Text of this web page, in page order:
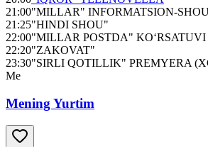
21:00"MILLAR" INFORMATSION-
21:25"HINDI SHOU"
22:00"MILLAR POSTDA" KO‘RSATUVI
22:20"ZAKOVAT"
23:30"SIRLI QOTILLIK" PREMYERA
Me
Mening Yurtim